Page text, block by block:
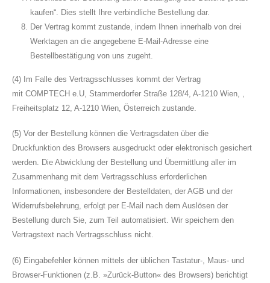
kaufen“. Dies stellt Ihre verbindliche Bestellung dar.
Der Vertrag kommt zustande, indem Ihnen innerhalb von drei
Werktagen an die angegebene E-Mail-Adresse eine
Bestellbestätigung von uns zugeht.
(4) Im Falle des Vertragsschlusses kommt der Vertrag
mit COMPTECH e.U, Stammerdorfer Straße 128/4, A-1210 Wien, ,
Freiheitsplatz 12, A-1210 Wien, Österreich zustande.
(5) Vor der Bestellung können die Vertragsdaten über die
Druckfunktion des Browsers ausgedruckt oder elektronisch gesichert
werden. Die Abwicklung der Bestellung und Übermittlung aller im
Zusammenhang mit dem Vertragsschluss erforderlichen
Informationen, insbesondere der Bestelldaten, der AGB und der
Widerrufsbelehrung, erfolgt per E-Mail nach dem Auslösen der
Bestellung durch Sie, zum Teil automatisiert. Wir speichern den
Vertragstext nach Vertragsschluss nicht.
(6) Eingabefehler können mittels der üblichen Tastatur-, Maus- und
Browser-Funktionen (z.B. »Zurück-Button« des Browsers) berichtigt